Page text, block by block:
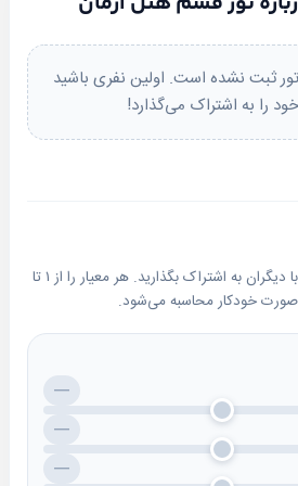
یخچال، تلویزیون، مبلمان، میز
سرویس بهداشتی ایرانی و
بهداشتی کامل و سیستم تهویه
و اتاق‌ها
لباس و خدمات نظافت روزانه
ثبت نشده است. اولین نفری باشید
را به اشتراک می‌گذارد!
تجربه خود را درباره این تور با دیگران به اشتراک بگذارید. هر معیار را از ۱ تا
—
—
—